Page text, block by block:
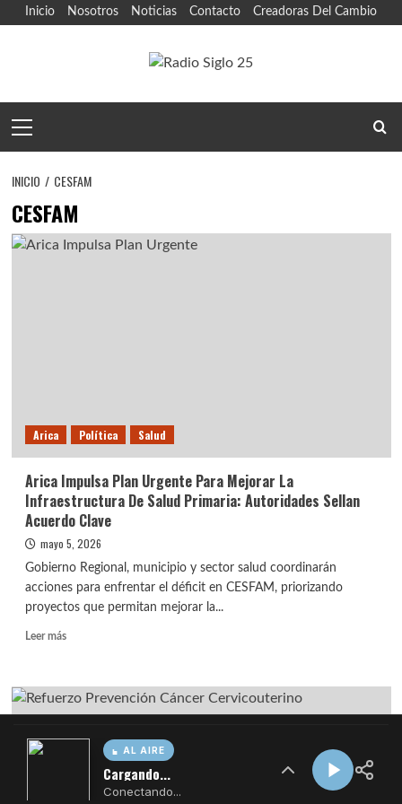
AL AIRE
Cargando...
Conectando...